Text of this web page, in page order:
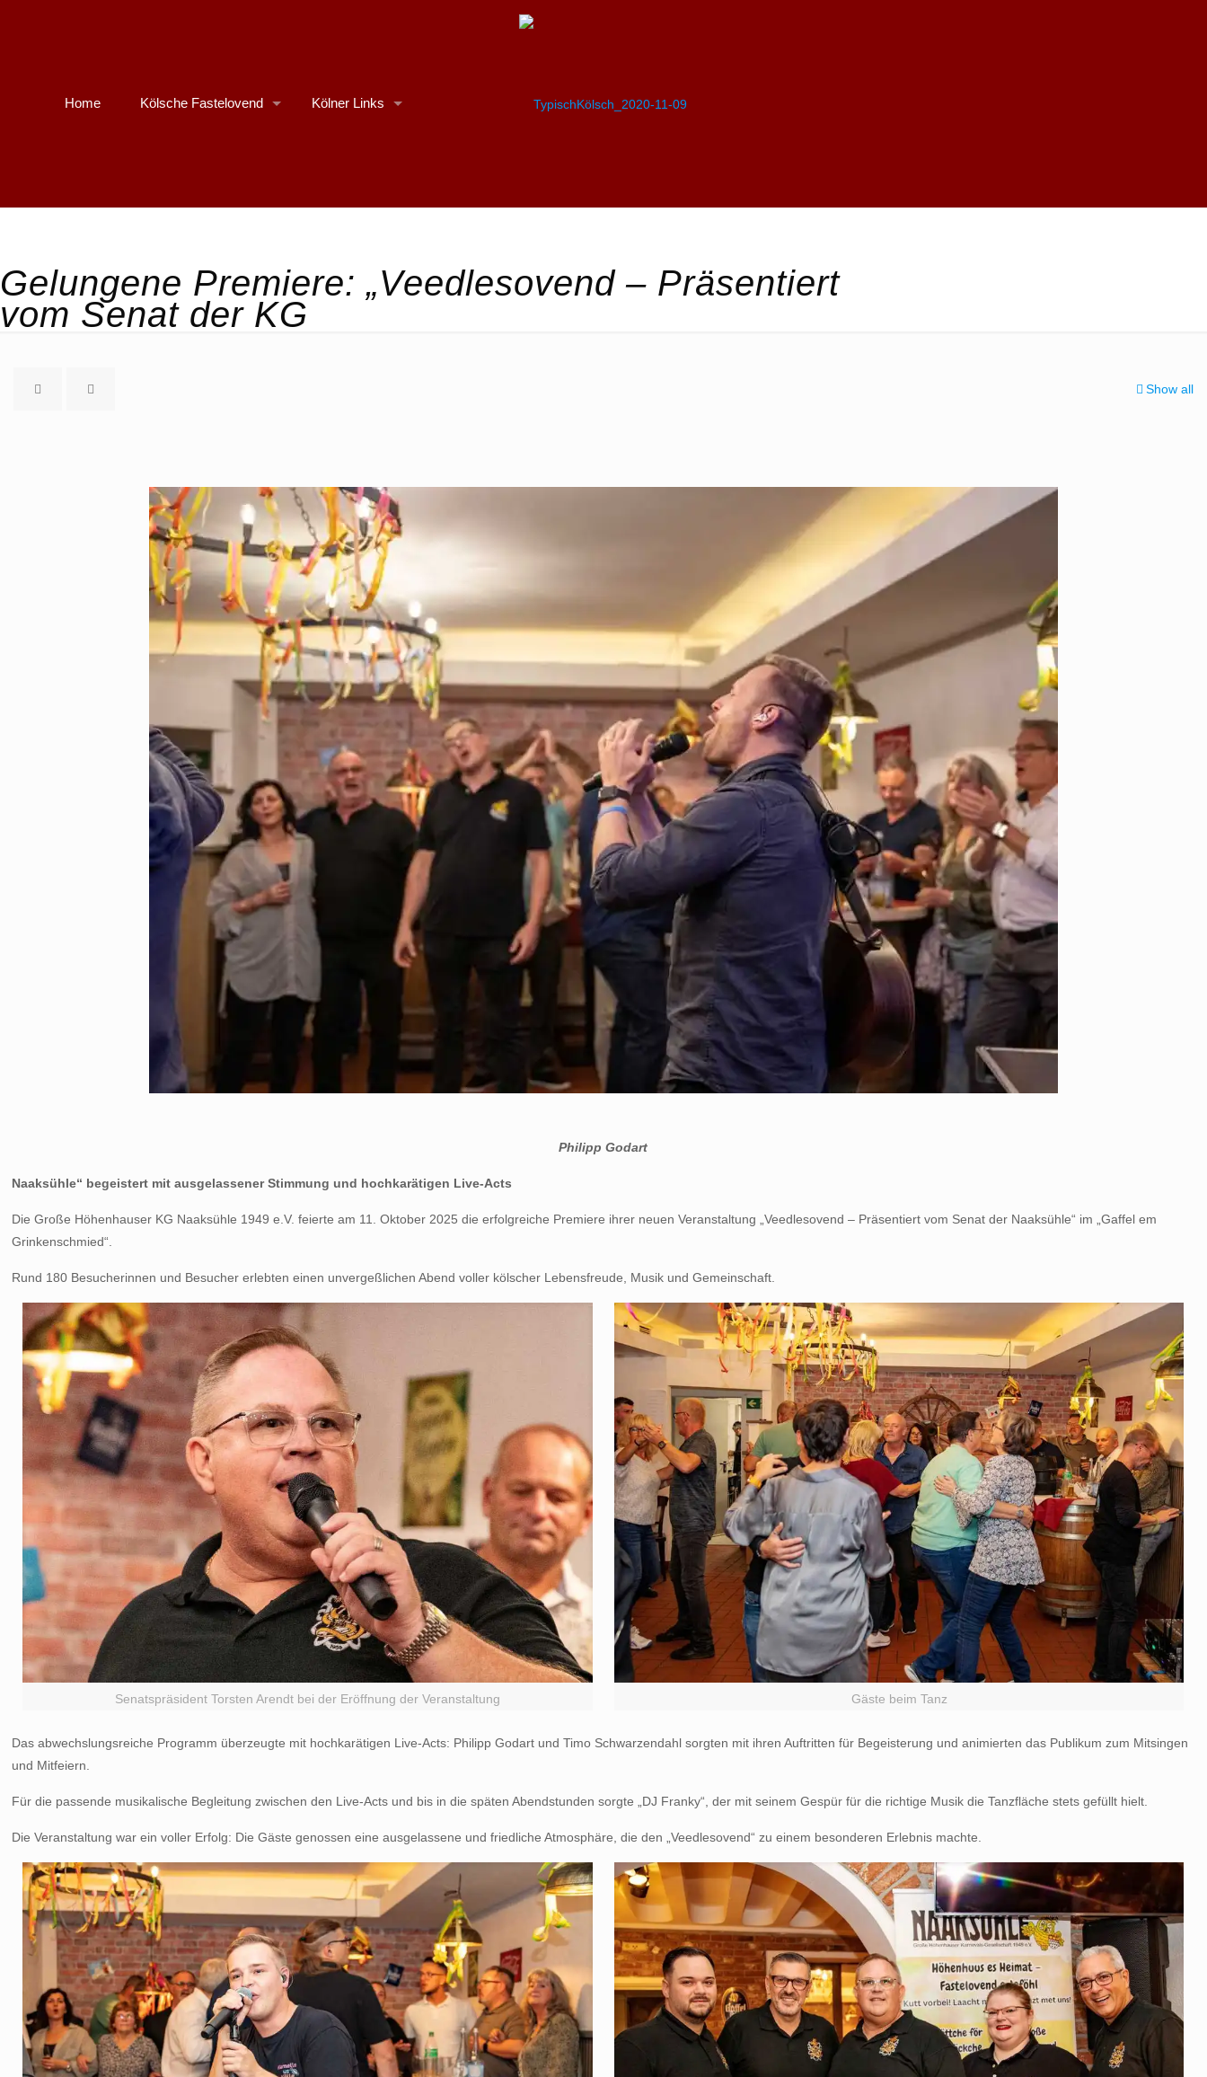
Home Kölsche Fastelovend Kölner Links
Gelungene Premiere: „Veedlesovend – Präsentiert
vom Senat der KG
Show all
Philipp Godart
Naaksühle“ begeistert mit ausgelassener Stimmung und hochkarätigen Live-Acts
Die Große Höhenhauser KG Naaksühle 1949 e.V. feierte am 11. Oktober 2025 die erfolgreiche Premiere ihrer neuen Veranstaltung „Veedlesovend – Präsentiert vom Senat der Naaksühle“ im „Gaffel em
Grinkenschmied“.
Rund 180 Besucherinnen und Besucher erlebten einen unvergeßlichen Abend voller kölscher Lebensfreude, Musik und Gemeinschaft.
Senatspräsident Torsten Arendt bei der Eröffnung der Veranstaltung Gäste beim Tanz
Das abwechslungsreiche Programm überzeugte mit hochkarätigen Live-Acts: Philipp Godart und Timo Schwarzendahl sorgten mit ihren Auftritten für Begeisterung und animierten das Publikum zum Mitsingen
und Mitfeiern.
Für die passende musikalische Begleitung zwischen den Live-Acts und bis in die späten Abendstunden sorgte „DJ Franky“, der mit seinem Gespür für die richtige Musik die Tanzfläche stets gefüllt hielt.
Die Veranstaltung war ein voller Erfolg: Die Gäste genossen eine ausgelassene und friedliche Atmosphäre, die den „Veedlesovend“ zu einem besonderen Erlebnis machte.